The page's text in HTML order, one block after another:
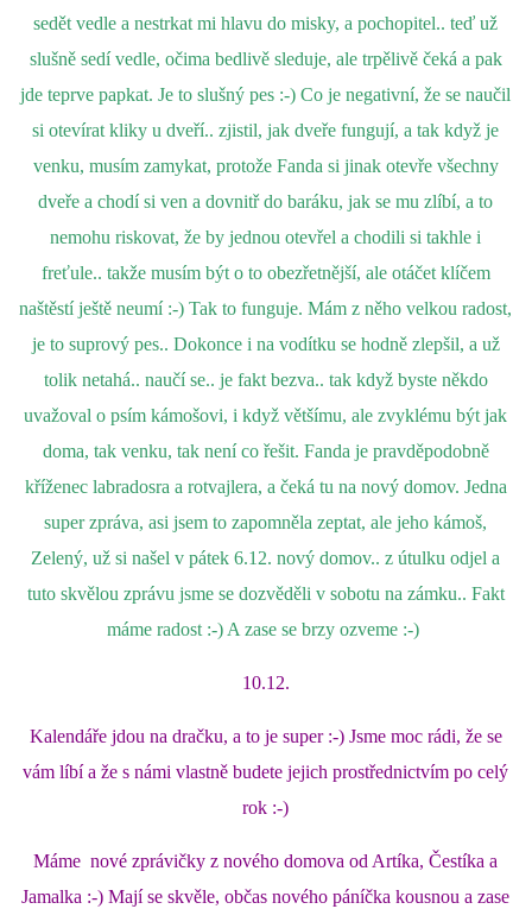
sedět vedle a nestrkat mi hlavu do misky, a pochopitel.. teď už
slušně sedí vedle, očima bedlivě sleduje, ale trpělivě čeká a pak
jde teprve papkat. Je to slušný pes :-) Co je negativní, že se naučil
si otevírat kliky u dveří.. zjistil, jak dveře fungují, a tak když je
venku, musím zamykat, protože Fanda si jinak otevře všechny
dveře a chodí si ven a dovnitř do baráku, jak se mu zlíbí, a to
nemohu riskovat, že by jednou otevřel a chodili si takhle i
freťule.. takže musím být o to obezřetnější, ale otáčet klíčem
naštěstí ještě neumí :-) Tak to funguje. Mám z něho velkou radost,
je to suprový pes.. Dokonce i na vodítku se hodně zlepšil, a už
tolik netahá.. naučí se.. je fakt bezva.. tak když byste někdo
uvažoval o psím kámošovi, i když většímu, ale zvyklému být jak
doma, tak venku, tak není co řešit. Fanda je pravděpodobně
kříženec labradosra a rotvajlera, a čeká tu na nový domov. Jedna
super zpráva, asi jsem to zapomněla zeptat, ale jeho kámoš,
Zelený, už si našel v pátek 6.12. nový domov.. z útulku odjel a
tuto skvělou zprávu jsme se dozvěděli v sobotu na zámku.. Fakt
máme radost :-) A zase se brzy ozveme :-)
10.12.
Kalendáře jdou na dračku, a to je super :-) Jsme moc rádi, že se
vám líbí a že s námi vlastně budete jejich prostřednictvím po celý
rok :-)
Máme nové zprávičky z nového domova od Artíka, Čestíka a
Jamalka :-) Mají se skvěle, občas nového páníčka kousnou a zase